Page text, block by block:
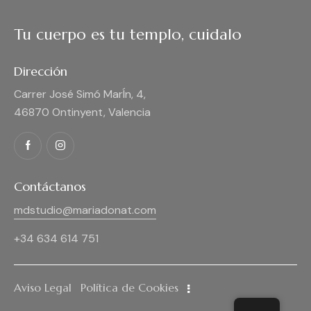
Tu cuerpo es tu templo, cuidalo
Dirección
Carrer José Simó MarÍn, 4,
46870 Ontinyent, Valencia
Contáctanos
mdstudio@mariadonat.com
+34 634 614 751
Aviso Legal
Política de Cookies